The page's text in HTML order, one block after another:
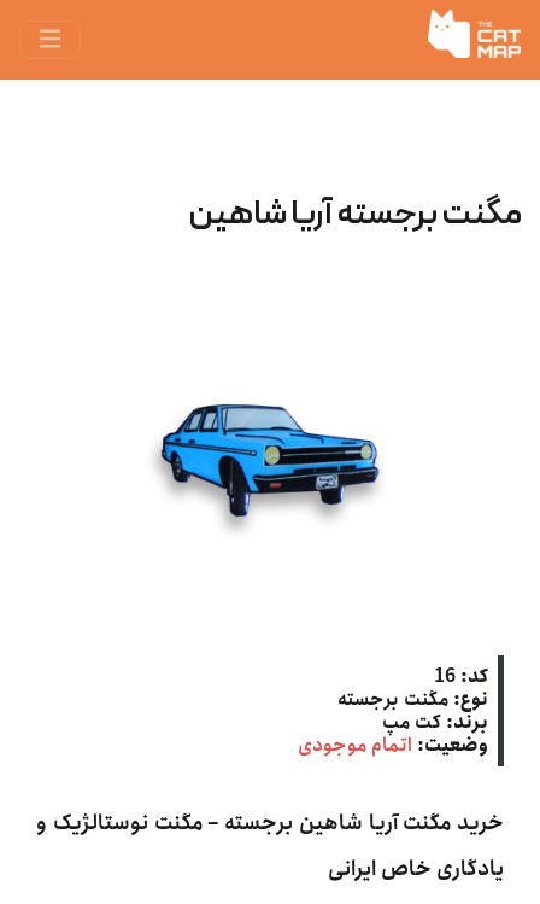
مگنت برجسته آریا شاهین
کد: 16
نوع: مگنت برجسته
برند: کت‌ مپ
وضعیت: اتمام موجودی
خرید مگنت آریا شاهین برجسته – مگنت نوستالژیک و
یادگاری خاص ایرانی